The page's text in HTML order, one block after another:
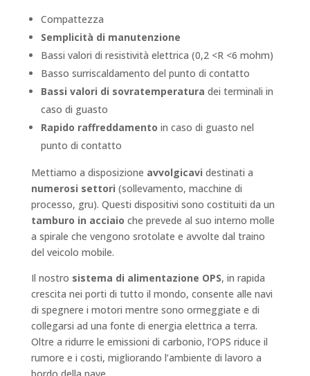
Compattezza
Semplicità di manutenzione
Bassi valori di resistività elettrica (0,2 <R <6 mohm)
Basso surriscaldamento del punto di contatto
Bassi valori di sovratemperatura dei terminali in
caso di guasto
Rapido raffreddamento in caso di guasto nel
punto di contatto
Mettiamo a disposizione avvolgicavi destinati a
numerosi settori (sollevamento, macchine di
processo, gru). Questi dispositivi sono costituiti da un
tamburo in acciaio che prevede al suo interno molle
a spirale che vengono srotolate e avvolte dal traino
del veicolo mobile.
Il nostro sistema di alimentazione OPS, in rapida
crescita nei porti di tutto il mondo, consente alle navi
di spegnere i motori mentre sono ormeggiate e di
collegarsi ad una fonte di energia elettrica a terra.
Oltre a ridurre le emissioni di carbonio, l’OPS riduce il
rumore e i costi, migliorando l’ambiente di lavoro a
bordo della nave.